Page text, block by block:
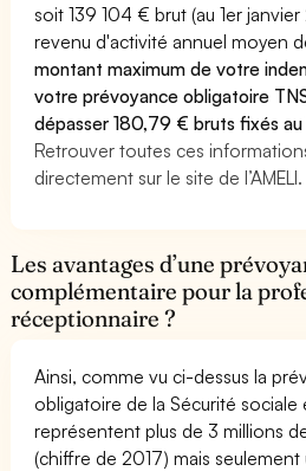
soit 139 104 € brut (au 1er
revenu d'activité annuel moyen
montant maximum de votre
votre prévoyance obligatoire
dépasser 180,79 € bruts fixés au
Retrouver toutes ces
directement sur le site de l’AMELI.
Les avantages d’une
complémentaire pour la
réceptionnaire ?
Ainsi, comme vu ci-dessus la
obligatoire de la Sécurité sociale
représentent plus de 3 millions
(chiffre de 2017) mais seulement